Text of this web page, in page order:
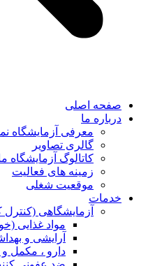
صفحه اصلی
درباره ما
معرفی آزمایشگاه
گالری تصاویر
کاتالوگ آزمایشگاه
زمینه های فعالیت
موقعیت شغلی
خدمات
آزمایشگاهی
مواد غذایی
آرایشی و
دارو ، مکمل و